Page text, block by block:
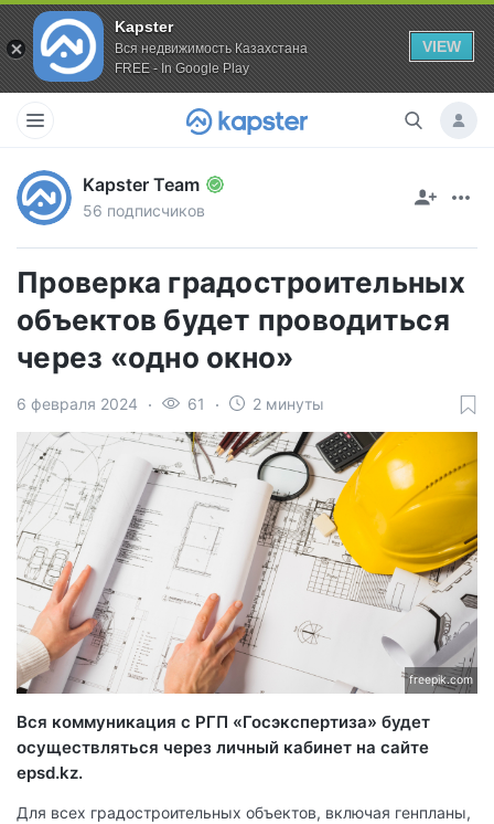
Kapster
Вся недвижимость Казахстана
FREE - In Google Play
VIEW
Kapster Team
56 подписчиков
Проверка градостроительных
объектов будет проводиться
через «одно окно»
6 февраля 2024 61 2 минуты
freepik.com
Вся коммуникация с РГП «Госэкспертиза» будет
осуществляться через личный кабинет на сайте
epsd.kz.
Для всех градостроительных объектов, включая генпланы,